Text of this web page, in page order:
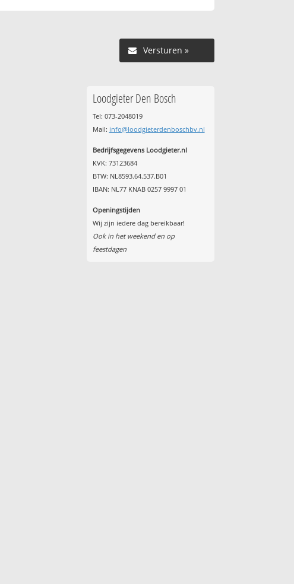
Versturen »
Loodgieter Den Bosch
Tel: 073-2048019
Mail: info@loodgieterdenboschbv.nl
Bedrijfsgegevens Loodgieter.nl
KVK: 73123684
BTW: NL8593.64.537.B01
IBAN: NL77 KNAB 0257 9997 01
Openingstijden
Wij zijn iedere dag bereikbaar!
Ook in het weekend en op
feestdagen